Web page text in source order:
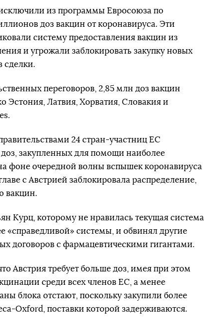
из программы Евросоюза по
доз вакцин от коронавируса. Эти
систему предоставления вакцин из
и угрожали заблокировать закупку новых
сделки.
переговоров, 2,85 млн доз вакцин
Эстония, Латвия, Хорватия, Словакия и
24 стран-участниц ЕС
закупленных для помощи наиболее
фоне очередной волны вспышек коронавируса
с Австрией заблокировала распределение,
вакцин.
Курц, которому не нравилась текущая система
«справедливой» системы, и обвинял другие
договоров с фармацевтическими гигантами.
Австрия требует больше доз, имея при этом
среди всех членов ЕС, а менее
блока отстают, поскольку закупили более
Oxford, поставки которой задерживаются.